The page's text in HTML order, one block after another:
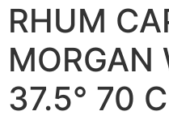
RHUM
MORGAN
37.5° 70